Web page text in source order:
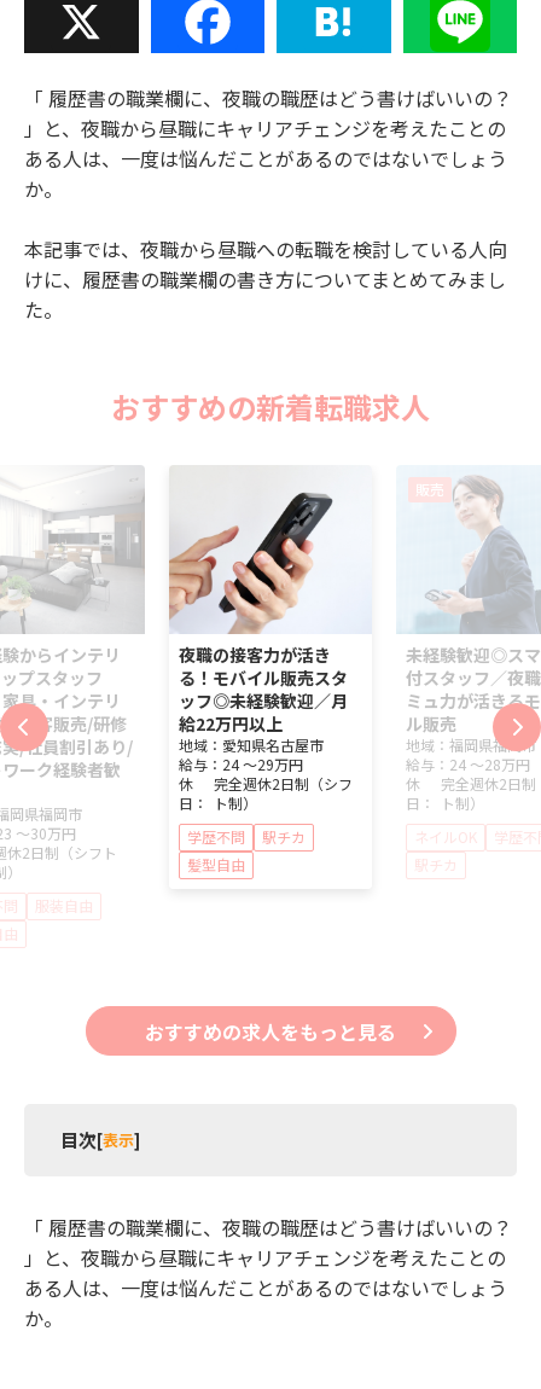
Facebook Hatena Line
「 履歴書の職業欄に、夜職の職歴はどう書けばいいの？
」と、夜職から昼職にキャリアチェンジを考えたことの
ある人は、一度は悩んだことがあるのではないでしょう
か。
本記事では、夜職から昼職への転職を検討している人向
けに、履歴書の職業欄の書き方についてまとめてみまし
た。
おすすめの新着転職求人
からインテリ
プスタッフ
具・インテリ
接客販売/研修
/社員割引あり/
ーク経験者歓
岡県福岡市
～30万円
休2日制（シフト
服装自由
夜職の接客力が活き
る！モバイル販売スタ
ッフ◎未経験歓迎／月
給22万円以上
地域： 愛知県名古屋市
給与： 24 ～29万円
休
日：
完全週休2日制（シフ
ト制）
学歴不問
駅チカ
髪型自由
販売
未経験歓迎◎ス
付スタッフ／夜
ミュ力が活きる
ル販売
地域： 福岡県福岡市
給与： 24 ～28万円
休
日：
完全週休2日制
ト制）
ネイルOK
学歴不
駅チカ
おすすめの求人をもっと見る
目次[表示]
1.1 そもそも履歴書とは？なぜ必要なのか
1.2 履歴書のフォーマットはどうやって準備すれ
ばいいか
「 履歴書の職業欄に、夜職の職歴はどう書けばいいの？
」と、夜職から昼職にキャリアチェンジを考えたことの
ある人は、一度は悩んだことがあるのではないでしょう
か。